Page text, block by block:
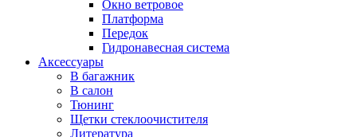
Окно ветровое
Платформа
Передок
Гидронавесная система
Аксессуары
В багажник
В салон
Тюнинг
Щетки стеклоочистителя
Литература